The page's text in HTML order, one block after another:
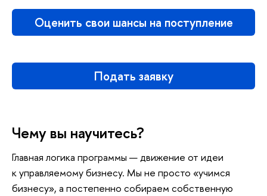
Оценить свои шансы на поступление
Подать заявку
Чему вы научитесь?
Главная логика программы — движение от идеи
к управляемому бизнесу. Мы не просто «учимся
изнесу», а постепенно собираем собственную